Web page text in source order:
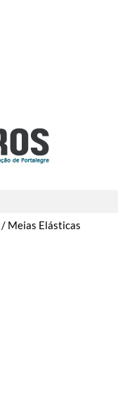
/ Meias Elásticas